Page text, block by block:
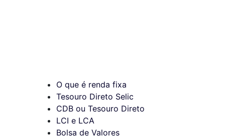
O que é renda fixa
Tesouro Direto Selic
CDB ou Tesouro Direto
LCI e LCA
Bolsa de Valores